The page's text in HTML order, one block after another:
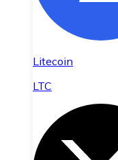
Litecoin
LTC